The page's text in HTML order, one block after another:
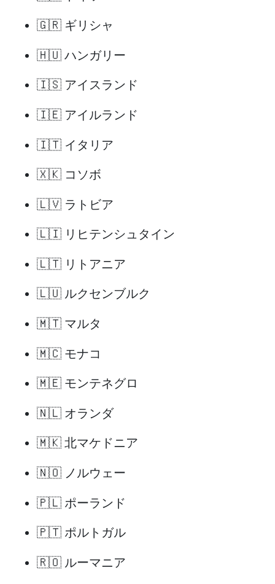
🇬🇷 ギリシャ
🇭🇺 ハンガリー
🇮🇸 アイスランド
🇮🇪 アイルランド
🇮🇹 イタリア
🇽🇰 コソボ
🇱🇻 ラトビア
🇱🇮 リヒテンシュタイン
🇱🇹 リトアニア
🇱🇺 ルクセンブルク
🇲🇹 マルタ
🇲🇨 モナコ
🇲🇪 モンテネグロ
🇳🇱 オランダ
🇲🇰 北マケドニア
🇳🇴 ノルウェー
🇵🇱 ポーランド
🇵🇹 ポルトガル
🇷🇴 ルーマニア